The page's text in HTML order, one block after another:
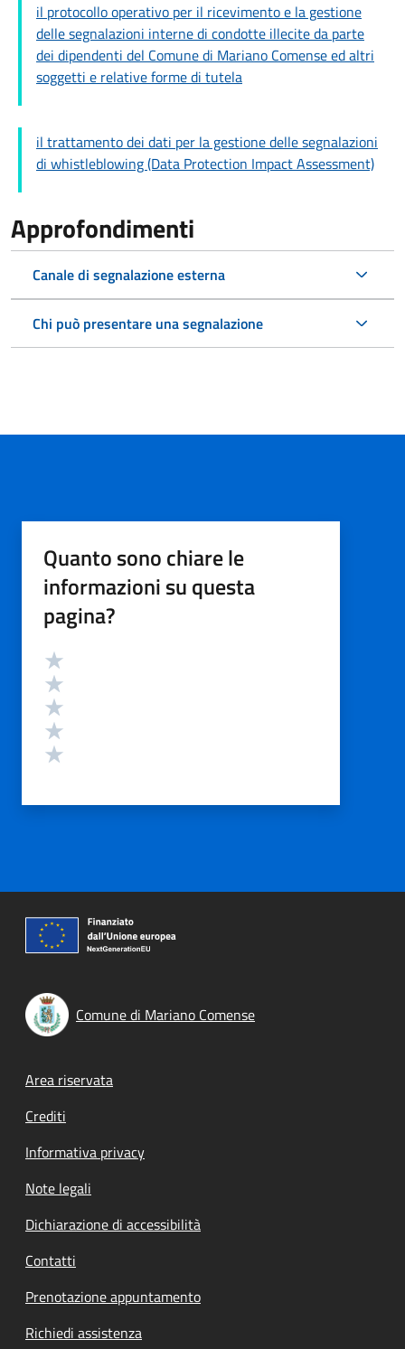
il protocollo operativo per il ricevimento e la gestione
delle segnalazioni interne di condotte illecite da parte
dei dipendenti del Comune di Mariano Comense ed altri
soggetti e relative forme di tutela
il trattamento dei dati per la gestione delle segnalazioni
di whistleblowing (Data Protection Impact Assessment)
Approfondimenti
Canale di segnalazione esterna
Chi può presentare una segnalazione
Quanto sono chiare le
informazioni su questa
pagina?
Valutazione
Comune di Mariano Comense
Footer menu
Area riservata
Crediti
Informativa privacy
Note legali
Dichiarazione di accessibilità
Contatti
Prenotazione appuntamento
Richiedi assistenza